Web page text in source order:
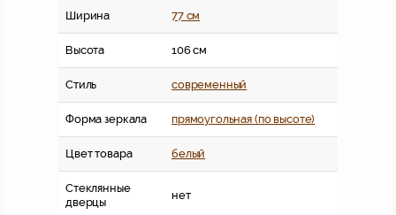
Ширина 77 см
Высота 106 см
Стиль современный
Форма зеркала прямоугольная (по высоте)
Цвет товара белый
Стеклянные
дверцы
нет